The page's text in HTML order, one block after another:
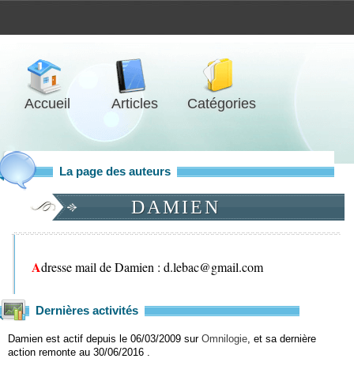
Accueil Articles Catégories
La page des auteurs
DAMIEN
Adresse mail de Damien : moc.liamg@cabel.d
Dernières activités
Damien est actif depuis le 06/03/2009 sur Omnilogie , et sa dernière
action remonte au 30/06/2016 .